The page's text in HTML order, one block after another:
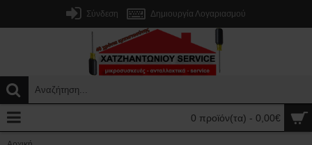
Σύνδεση Δημιουργία Λογαριασμού
0 προϊόν(τα) - 0,00€